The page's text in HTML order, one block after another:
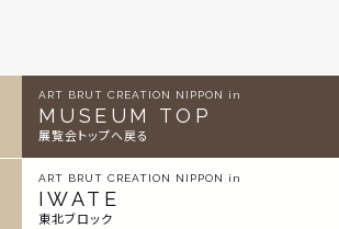
ART BRUT CREATION NIPPON in
MUSEUM TOP
展覧会トップへ戻る
ART BRUT CREATION NIPPON in
IWATE
東北ブロック